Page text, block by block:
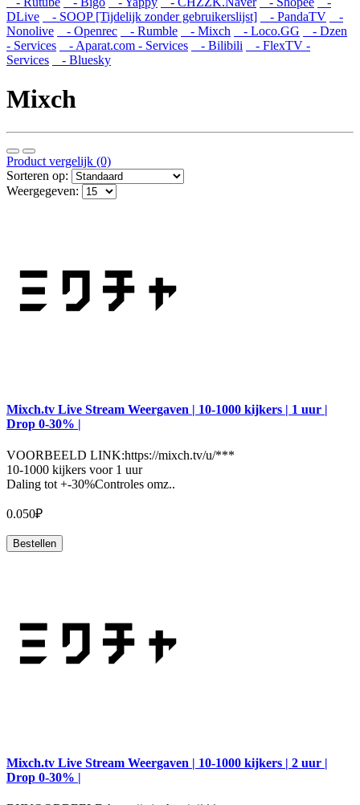
DLive
- SOOP [Tijdelijk zonder gebruikerslijst] - PandaTV
-
Nonolive
- Openrec - Rumble - Mixch - Loco.GG
- Dzen
- Services
- Aparat.com - Services - Bilibili
- FlexTV -
Services
- Bluesky
Mixch
Product vergelijk (0)
Sorteren op:
Weergegeven:
Mixch.tv Live Stream Weergaven | 10-1000 kijkers | 1 uur |
Drop 0-30% |
VOORBEELD LINK:https://mixch.tv/u/***
10-1000 kijkers voor 1 uur
Daling tot +-30%Controles omz..
0.050₽
Bestellen
Mixch.tv Live Stream Weergaven | 10-1000 kijkers | 2 uur |
Drop 0-30% |